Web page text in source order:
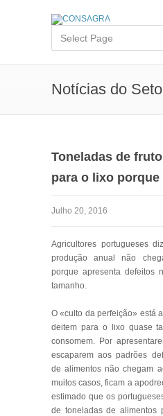
Notícias do
Toneladas de
para o lixo
Julho 20, 2016
Agricultores portugueses
produção anual não
porque apresenta defeitos
tamanho.
O «culto da perfeição» está
deitem para o lixo quase
consomem. Por
escaparem aos padrões
de alimentos não chegam
muitos casos, ficam a
estimado que os
de toneladas de alimentos